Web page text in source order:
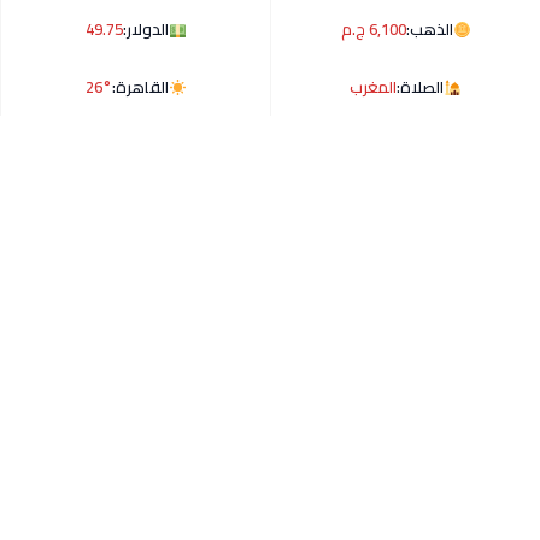
الذهب:6,100 ج.م الدولار:49.75
الصلاة:المغرب القاهرة:26°